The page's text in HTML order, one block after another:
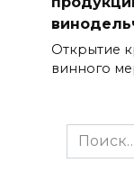
Открытие
винного
Search
for: